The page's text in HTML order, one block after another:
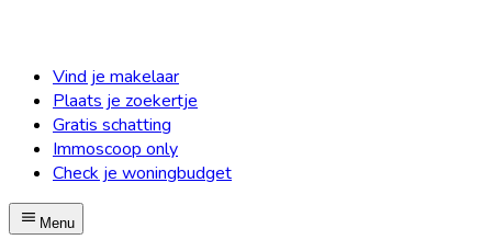
Vind je makelaar
Plaats je zoekertje
Gratis schatting
Immoscoop only
Check je woningbudget
Menu